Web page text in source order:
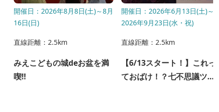
開催日：2026年8月8日(土)～8月
16日(日)
直線距離：2.5km
みえこどもの城deお盆を満
喫‼
開催日：2026年6月13日(土)～
2026年9月23日(水・祝)
直線距離：2.5km
【6/13スタート！】これっ
ておばけ！？七不思議ツア